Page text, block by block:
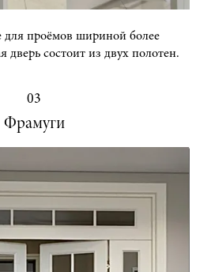
проёмов шириной более
дверь состоит из двух полотен.
03
Фрамуги